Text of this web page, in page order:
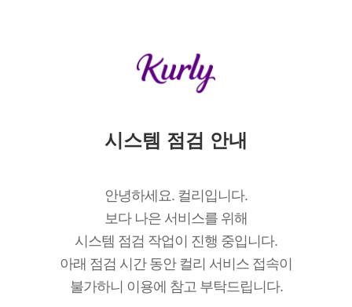
시스템 점검 안내
안녕하세요. 컬리입니다.
보다 나은 서비스를 위해
시스템 점검 작업이 진행 중입니다.
아래 점검 시간 동안 컬리 서비스 접속이
불가하니 이용에 참고 부탁드립니다.